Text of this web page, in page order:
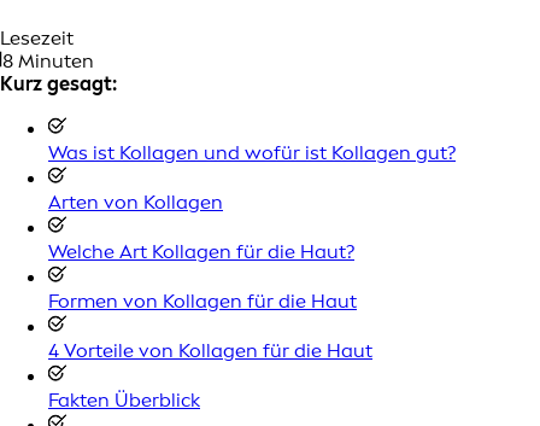
Lesezeit
8 Minuten
Kurz gesagt:
Was ist Kollagen und wofür ist Kollagen gut?
Arten von Kollagen
Welche Art Kollagen für die Haut?
Formen von Kollagen für die Haut
4 Vorteile von Kollagen für die Haut
Fakten Überblick